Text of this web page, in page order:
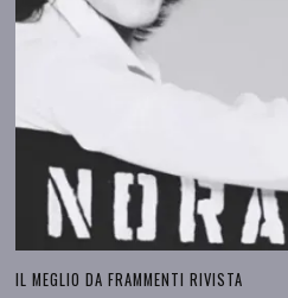
IL MEGLIO DA FRAMMENTI RIVISTA